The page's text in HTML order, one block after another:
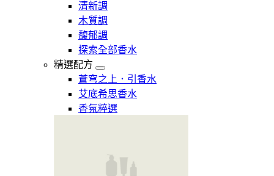
清新調
木質調
馥郁調
探索全部香水
精選配方
蒼穹之上．引香水
艾底希思香水
香氛粹選